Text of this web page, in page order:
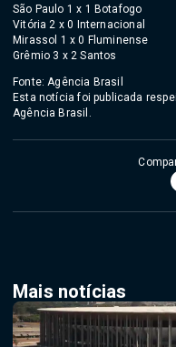
São Paulo 1 x 1 Botafogo
Vitória 2 x 0 Internacional
Mirassol 1 x 0 Fluminense
Grêmio 3 x 2 Santos
Fonte: Agência Brasil
Esta notícia foi publicada
Agência Brasil.
Mais notícias